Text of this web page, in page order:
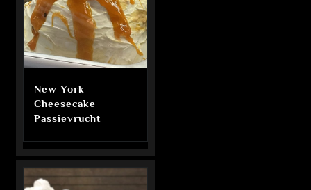
New York
Cheesecake
Passievrucht